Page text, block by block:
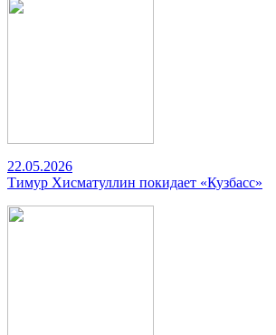
22.05.2026
Тимур Хисматуллин покидает «Кузбасс»